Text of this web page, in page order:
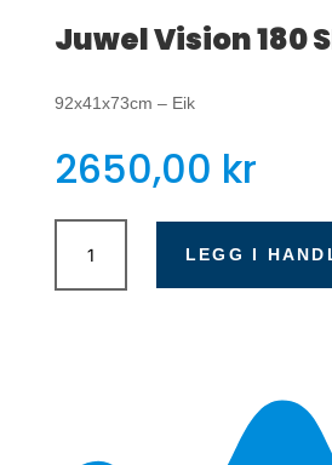
Juwel Vision 180
92x41x73cm – Eik
2650,00 kr
Juwel
Vision
180
LEGG I